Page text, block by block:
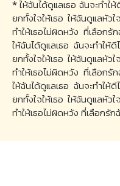
* ให้ฉันได้ดูแลเธอ ฉันจะทำใ
ยกทั้งใจให้เธอ ให้ฉันดูแลหัว
ทำให้เธอไม่ผิดหวัง ที่เลือก
ให้ฉันได้ดูแลเธอ ฉันจะทำให้
ยกทั้งใจให้เธอ ให้ฉันดูแลหัว
ทำให้เธอไม่ผิดหวัง ที่เลือก
ให้ฉันได้ดูแลเธอ ฉันจะทำให้
ยกทั้งใจให้เธอ ให้ฉันดูแลหัว
ทำให้เธอไม่ผิดหวัง ที่เลือกรั